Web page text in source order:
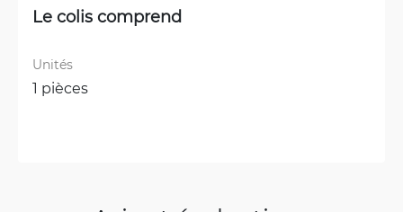
Le colis comprend
Unités
1 pièces